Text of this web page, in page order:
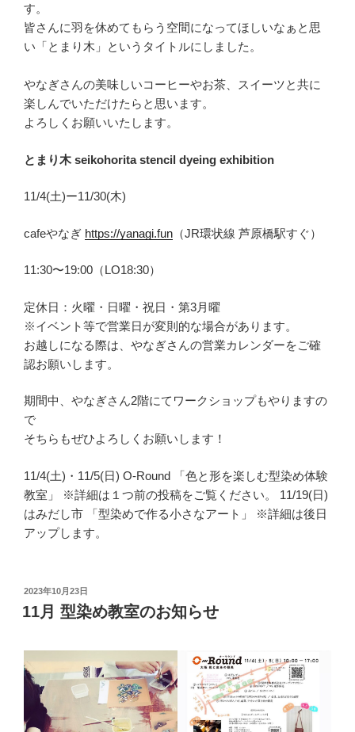
す。
皆さんに羽を休めてもらう空間になってほしいなぁと思
い「とまり木」というタイトルにしました。
やなぎさんの美味しいコーヒーやお茶、スイーツと共に
楽しんでいただけたらと思います。
よろしくお願いいたします。
とまり木 seikohorita stencil dyeing exhibition
11/4(土)ー11/30(木)
cafeやなぎ https://yanagi.fun （JR環状線 芦原橋駅すぐ）
11:30〜19:00（LO18:30）
定休日：火曜・日曜・祝日・第3月曜
※イベント等で営業日が変則的な場合があります。
お越しになる際は、やなぎさんの営業カレンダーをご確
認お願いします。
期間中、やなぎさん2階にてワークショップもやりますの
で
そちらもぜひよろしくお願いします！
11/4(土)・11/5(日) O-Round 「色と形を楽しむ型染め体験
教室」 ※詳細は１つ前の投稿をご覧ください。 11/19(日)
はみだし市 「型染めで作る小さなアート」 ※詳細は後日
アップします。
投
稿
日:
2023年10月23日
11月 型染め教室のお知らせ